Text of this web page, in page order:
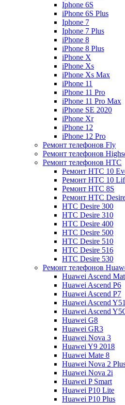
Iphone 6S
iPhone 6S Plus
Iphone 7
Iphone 7 Plus
iPhone 8
iPhone 8 Plus
iPhone X
iPhone Xs
iPhone Xs Max
iPhone 11
iPhone 11 Pro
iPhone 11 Pro Max
iPhone SE 2020
iPhone Xr
iPhone 12
iPhone 12 Pro
Ремонт телефонов Fly
Ремонт телефонов
Ремонт телефонов HTC
Ремонт HTC 10
Ремонт HTC 10
Ремонт HTC 8S
Ремонт HTC
HTC Desire 300
HTC Desire 310
HTC Desire 400
HTC Desire 500
HTC Desire 510
HTC Desire 516
HTC Desire 530
Ремонт телефонов
Huawei Ascend
Huawei Ascend P6
Huawei Ascend P7
Huawei Ascend
Huawei Ascend
Huawei G8
Huawei GR3
Huawei Nova 3
Huawei Y9 2018
Huawei Mate 8
Huawei Nova 2
Huawei Nova 2i
Huawei P Smart
Huawei P10 Lite
Huawei P10 Plus